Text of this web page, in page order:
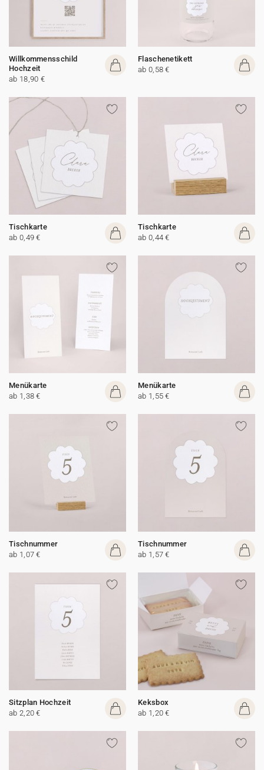
Willkommensschild
Hochzeit
ab 18,90 €
Flaschenetikett
ab 0,58 €
Tischkarte
ab 0,49 €
Tischkarte
ab 0,44 €
Menükarte
ab 1,38 €
Menükarte
ab 1,55 €
Tischnummer
ab 1,07 €
Tischnummer
ab 1,57 €
Sitzplan Hochzeit
ab 2,20 €
Keksbox
ab 1,20 €